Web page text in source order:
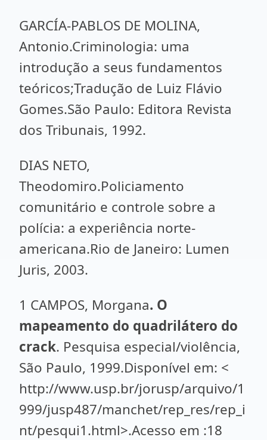
GARCÍA-PABLOS DE MOLINA,
Antonio.Criminologia: uma
introdução a seus fundamentos
teóricos;Tradução de Luiz Flávio
Gomes.São Paulo: Editora Revista
dos Tribunais, 1992.
DIAS NETO,
Theodomiro.Policiamento
comunitário e controle sobre a
polícia: a experiência norte-
americana.Rio de Janeiro: Lumen
Juris, 2003.
1 CAMPOS, Morgana. O
mapeamento do quadrilátero do
crack. Pesquisa especial/violência,
São Paulo, 1999.Disponível em: <
http://www.usp.br/jorusp/arquivo/1
999/jusp487/manchet/rep_res/rep_i
nt/pesqui1.html>.Acesso em :18